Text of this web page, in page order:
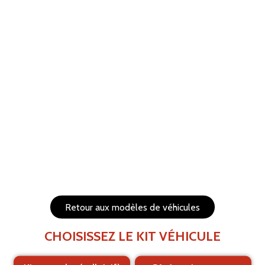
Retour aux modèles de véhicules
CHOISISSEZ LE KIT VÉHICULE